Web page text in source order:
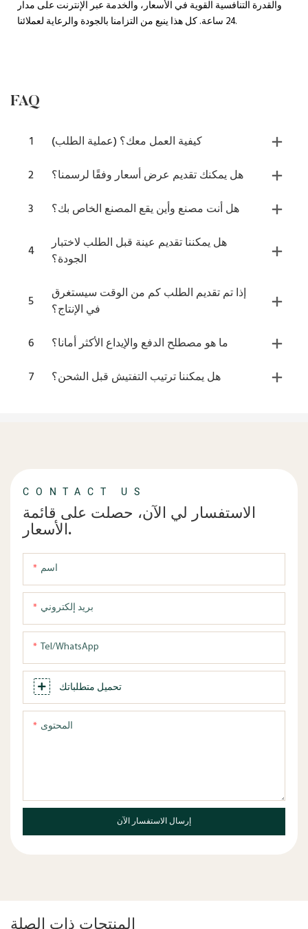
والقدرة التنافسية القوية في الأسعار، والخدمة عبر الإنترنت على مدار
24 ساعة. كل هذا ينبع من التزامنا بالجودة والرعاية لعملائنا.
FAQ
1
كيفية العمل معك؟ (عملية الطلب)
2
هل يمكنك تقديم عرض أسعار وفقًا لرسمنا؟
3
هل أنت مصنع وأين يقع المصنع الخاص بك؟
4
هل يمكننا تقديم عينة قبل الطلب لاختبار
الجودة؟
5
إذا تم تقديم الطلب كم من الوقت سيستغرق
في الإنتاج؟
6
ما هو مصطلح الدفع والإيداع الأكثر أمانا؟
7
هل يمكننا ترتيب التفتيش قبل الشحن؟
CONTACT US
الاستفسار لي الآن، حصلت على قائمة
الأسعار.
اسم
بريد إلكتروني
Tel/WhatsApp
تحميل متطلباتك
المحتوى
إرسال الاستفسار الآن
المنتجات ذات الصلة